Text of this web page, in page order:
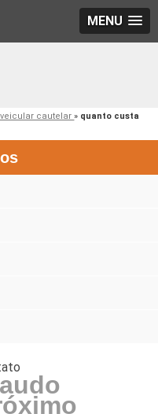
MENU
veicular cautelar» quanto custa